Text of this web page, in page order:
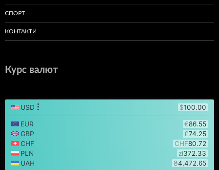
СПОРТ
КОНТАКТИ
Курс валют